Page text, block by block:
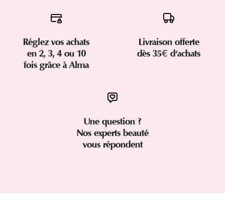
Réglez vos achats
en 2, 3, 4 ou 10
fois grâce à Alma
Livraison offerte
dès 35€ d'achats
Une question ?
Nos experts beauté
vous répondent